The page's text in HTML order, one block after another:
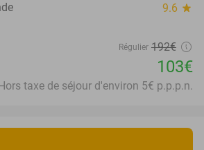
9.6 star
Régulier 192€
103€
Hors taxe de séjour d'environ 5€ p.p.p.n.